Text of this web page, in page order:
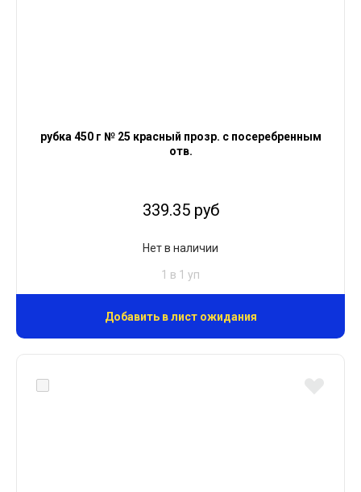
рубка 450 г № 25 красный прозр. с посеребренным
отв.
339.35 руб
Нет в наличии
1 в 1 уп
Добавить в лист ожидания